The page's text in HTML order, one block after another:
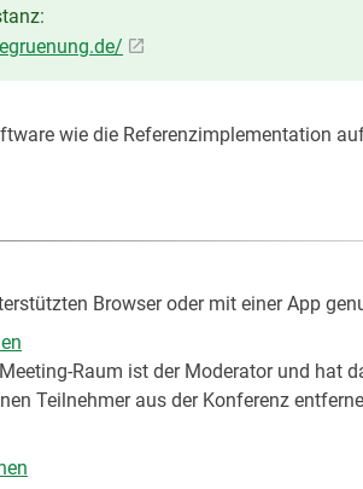
wie die Referenzimplementation
Browser oder mit einer App
Raum ist der Moderator und hat
Teilnehmer aus der Konferenz